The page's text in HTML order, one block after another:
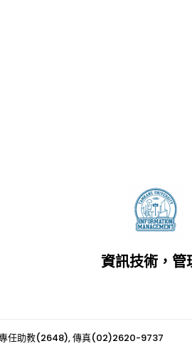
資訊技術，管
任助教(2648), 傳真(02)2620-9737